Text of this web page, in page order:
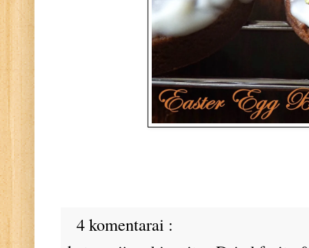
4 komentarai :